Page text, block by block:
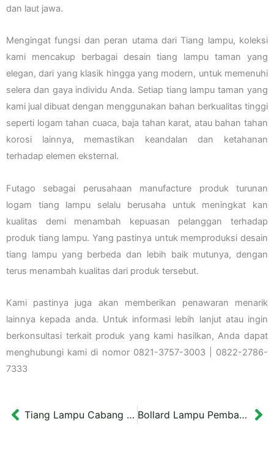
dan laut jawa.
Mengingat fungsi dan peran utama dari Tiang lampu, koleksi
kami mencakup berbagai desain tiang lampu taman yang
elegan, dari yang klasik hingga yang modern, untuk memenuhi
selera dan gaya individu Anda. Setiap tiang lampu taman yang
kami jual dibuat dengan menggunakan bahan berkualitas tinggi
seperti logam tahan cuaca, baja tahan karat, atau bahan tahan
korosi lainnya, memastikan keandalan dan ketahanan
terhadap elemen eksternal.
Futago sebagai perusahaan manufacture produk turunan
logam tiang lampu selalu berusaha untuk meningkat kan
kualitas demi menambah kepuasan pelanggan terhadap
produk tiang lampu. Yang pastinya untuk memproduksi desain
tiang lampu yang berbeda dan lebih baik mutunya, dengan
terus menambah kualitas dari produk tersebut.
Kami pastinya juga akan memberikan penawaran menarik
lainnya kepada anda. Untuk informasi lebih lanjut atau ingin
berkonsultasi terkait produk yang kami hasilkan, Anda dapat
menghubungi kami di nomor 0821-3757-3003 | 0822-2786-
7333
Prev Tiang Lampu Cabang Tunggal Stainless 304 Bollard Lampu Pembatas Jalan Tipe 1